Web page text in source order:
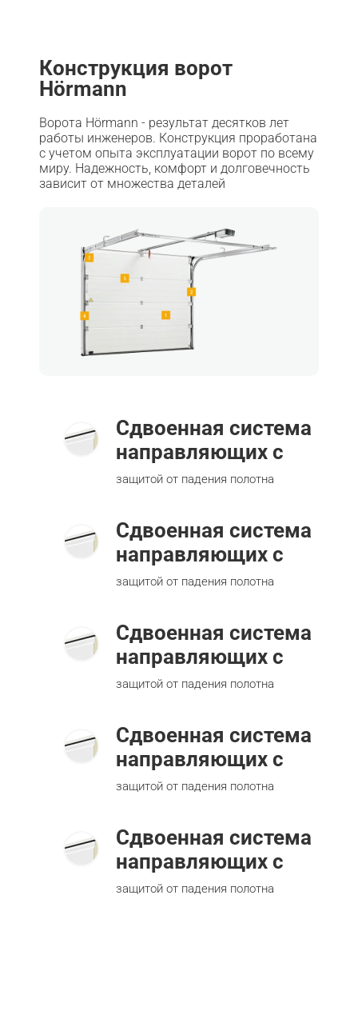
Конструкция ворот
Hörmann
Ворота Hörmann - результат десятков лет
работы инженеров. Конструкция проработана
с учетом опыта эксплуатации ворот по всему
миру. Надежность, комфорт и долговечность
зависит от множества деталей
Сдвоенная система
направляющих с
защитой от падения полотна
Сдвоенная система
направляющих с
защитой от падения полотна
Сдвоенная система
направляющих с
защитой от падения полотна
Сдвоенная система
направляющих с
защитой от падения полотна
Сдвоенная система
направляющих с
защитой от падения полотна